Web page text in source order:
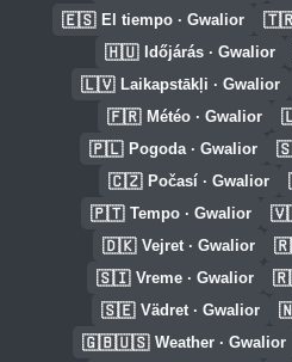
🇪🇸 El tiempo · Gwalior
🇭🇺 Időjárás · Gwalior
🇱🇻 Laikapstākļi · Gwalior
🇫🇷 Météo · Gwalior
🇵🇱 Pogoda · Gwalior
🇨🇿 Počasí · Gwalior
🇵🇹 Tempo · Gwalior
🇩🇰 Vejret · Gwalior
🇸🇮 Vreme · Gwalior
🇸🇪 Vädret · Gwalior
🇬🇧🇺🇸 Weather · Gwalior